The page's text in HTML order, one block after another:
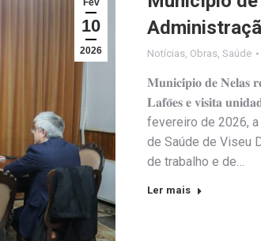
Fev
10
2026 Notícias, Obras, Saúde
𝐌𝐮𝐧𝐢𝐜𝐢́𝐩𝐢𝐨 𝐝𝐞 𝐍𝐞𝐥𝐚𝐬
𝐋𝐚𝐟𝐨̃𝐞𝐬 𝐞 𝐯𝐢𝐬𝐢𝐭𝐚
fevereiro de 2026,
de Saúde de Viseu
de trabalho e de…
Ler mais